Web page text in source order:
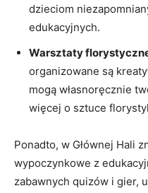
dzieciom
edukacyjnych.
Warsztaty
organizowane są
mogą ⁤własnoręcznie
więcej o sztuce
Ponadto, w Głównej Hali
wypoczynkowe z
zabawnych ‍quizów i gier,